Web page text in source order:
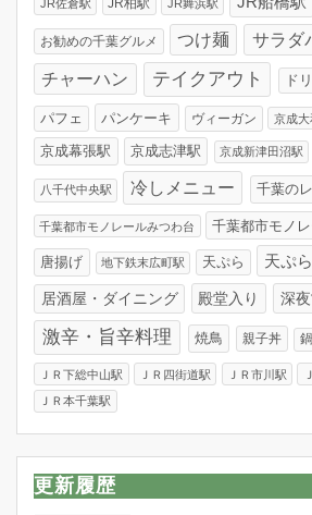
JR佐倉駅 JR舞浜駅
お勧めの千葉グルメ つけ麺 サラダ
チャーハン テイクアウト ド
パフェ パンケーキ ヴィーガン 京成大
京成幕張駅 京成志津駅 京成新津田沼駅
八千代中央駅 冷しメニュー 千葉の
千葉都市モノレールみつわ台 千葉都市モノ
唐揚げ 地下鉄末広町駅 天ぷら 天ぷ
居酒屋・ダイニング 殿堂入り 深
激辛・旨辛料理 焼鳥 親子丼
ＪＲ下総中山駅 ＪＲ四街道駅 ＪＲ市川駅
ＪＲ本千葉駅
更新履歴